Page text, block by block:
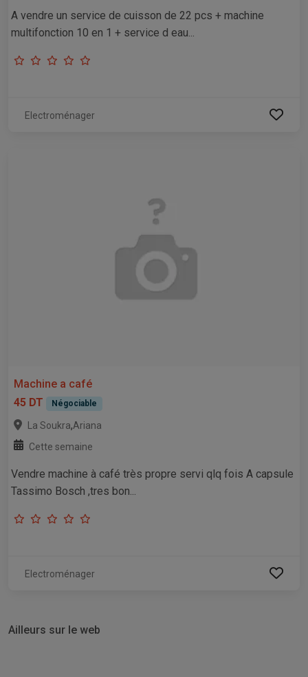
A vendre un service de cuisson de 22 pcs + machine
multifonction 10 en 1 + service d eau...
Electroménager
Machine a café
45 DT
Négociable
La Soukra,Ariana
Cette semaine
Vendre machine à café très propre servi qlq fois A capsule
Tassimo Bosch ,tres bon...
Electroménager
Ailleurs sur le web